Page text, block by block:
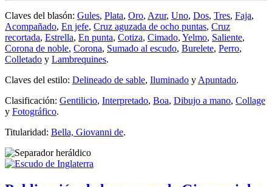
Claves del blasón: Gules, Plata, Oro, Azur, Uno, Dos, Tres, Faja,
Acompañado, En jefe, Cruz aguzada de ocho puntas, Cruz
recortada, Estrella, En punta, Cotiza, Cimado, Yelmo, Saliente,
Corona de noble, Corona, Sumado al escudo, Burelete, Perro,
Colletado y Lambrequines.
Claves del estilo: Delineado de sable, Iluminado y Apuntado.
Clasificación: Gentilicio, Interpretado, Boa, Dibujo a mano, Collage
y Fotográfico.
Titularidad: Bella, Giovanni de.